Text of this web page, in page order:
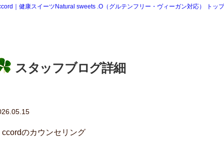
｜健康スイーツNatural sweets .O（グルテンフリー・ヴィーガン対応） トッ
スタッフブログ詳細
ccordのカウンセリング